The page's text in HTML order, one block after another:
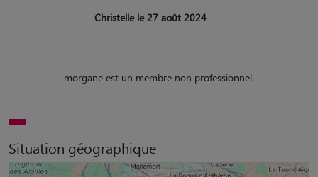
Christelle le 27 août 2024
morgane est un membre non professionnel.
Situation géographique